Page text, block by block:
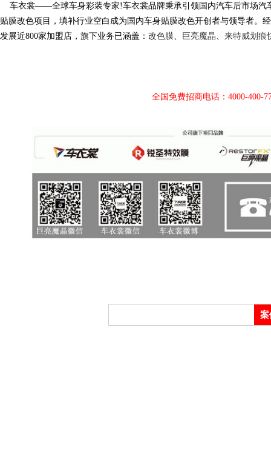
色
车衣裳——全球车身彩装专家!车衣裳品牌秉承引领国内汽车后市场汽
贴膜改色项目，填补行业空白成为国内车身贴膜改色开创者与领导者。
发展近800家加盟店，旗下业务已涵盖： 改色膜、 巨亮魔晶、 来特威划痕
全国免费招商电话：4000-400-
案